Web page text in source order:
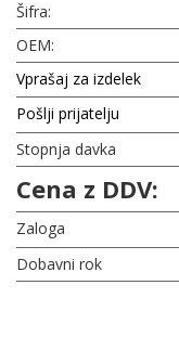
Šifra:
OEM:
Vprašaj za izdelek
Pošlji prijatelju
Stopnja davka
Cena z DDV:
Zaloga
Dobavni rok